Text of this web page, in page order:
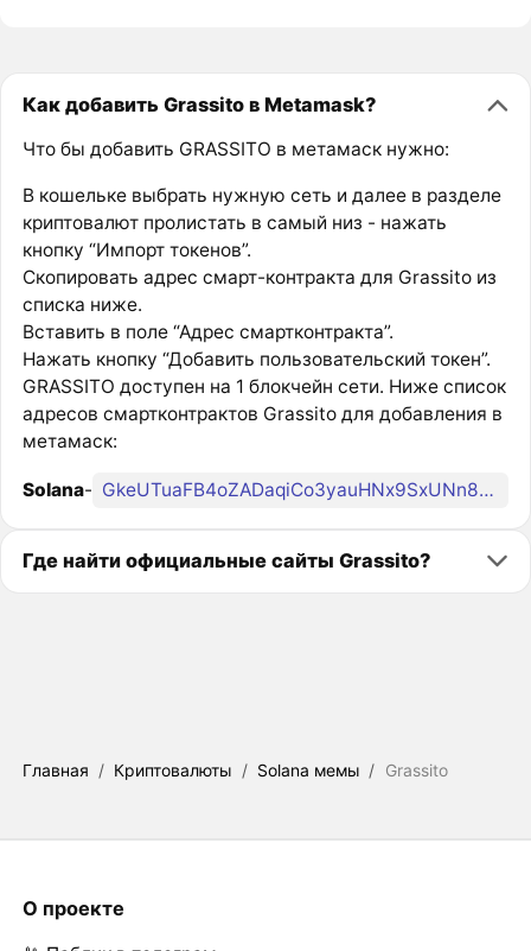
Как добавить Grassito в Metamask?
Что бы добавить GRASSITO в метамаск нужно:
В кошельке выбрать нужную сеть и далее в разделе
криптовалют пролистать в самый низ - нажать
кнопку “Импорт токенов”.
Скопировать адрес смарт-контракта для Grassito из
списка ниже.
Вставить в поле “Адрес смартконтракта”.
Нажать кнопку “Добавить пользовательский токен”.
GRASSITO доступен на 1 блокчейн сети. Ниже список
адресов смартконтрактов Grassito для добавления в
метамаск:
Solana- GkeUTuaFB4oZADaqiCo3yauHNx9SxUNn8euHptEEbonk
Где найти официальные сайты Grassito?
Главная / Криптовалюты / Solana мемы / Grassito
О проекте